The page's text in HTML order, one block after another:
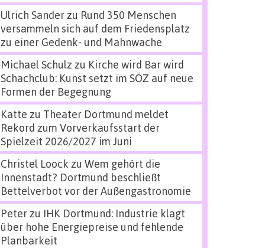
Ulrich Sanderzu Rund 350 Menschen
versammeln sich auf dem Friedensplatz
zu einer Gedenk- und Mahnwache
Michael Schulz zu Kirche wird Bar wird
Schachclub: Kunst setzt im SÖZ auf neue
Formen der Begegnung
Katte zu Theater Dortmund meldet
Rekord zum Vorverkaufsstart der
Spielzeit 2026/2027 im Juni
Christel Loock zu Wem gehört die
Innenstadt? Dortmund beschließt
Bettelverbot vor der Außengastronomie
Peterzu IHK Dortmund: Industrie klagt
über hohe Energiepreise und fehlende
Planbarkeit